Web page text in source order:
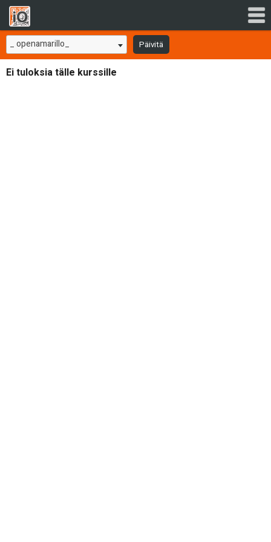
_ openamarillo_ Päivitä
Ei tuloksia tälle kurssille